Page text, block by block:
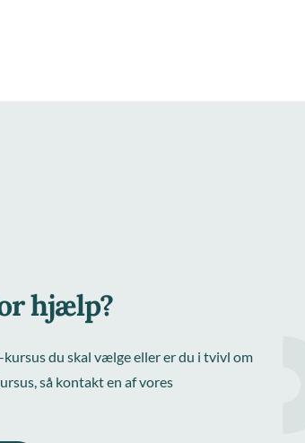
hjælp?
du skal vælge eller er du i tvivl om
så kontakt en af vores